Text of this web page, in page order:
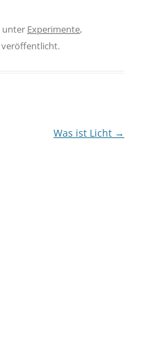
unter Experimente,
veröffentlicht.
Was ist Licht →